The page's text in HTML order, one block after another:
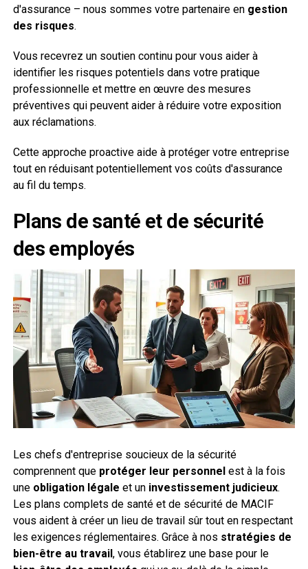
d'assurance – nous sommes votre partenaire en gestion
des risques.
Vous recevrez un soutien continu pour vous aider à
identifier les risques potentiels dans votre pratique
professionnelle et mettre en œuvre des mesures
préventives qui peuvent aider à réduire votre exposition
aux réclamations.
Cette approche proactive aide à protéger votre entreprise
tout en réduisant potentiellement vos coûts d'assurance
au fil du temps.
Plans de santé et de sécurité
des employés
Les chefs d'entreprise soucieux de la sécurité
comprennent que protéger leur personnelest à la fois
une obligation légale et un investissement judicieux.
Les plans complets de santé et de sécurité de MACIF
vous aident à créer un lieu de travail sûr tout en respectant
les exigences réglementaires. Grâce à nos stratégies de
bien-être au travail, vous établirez une base pour le